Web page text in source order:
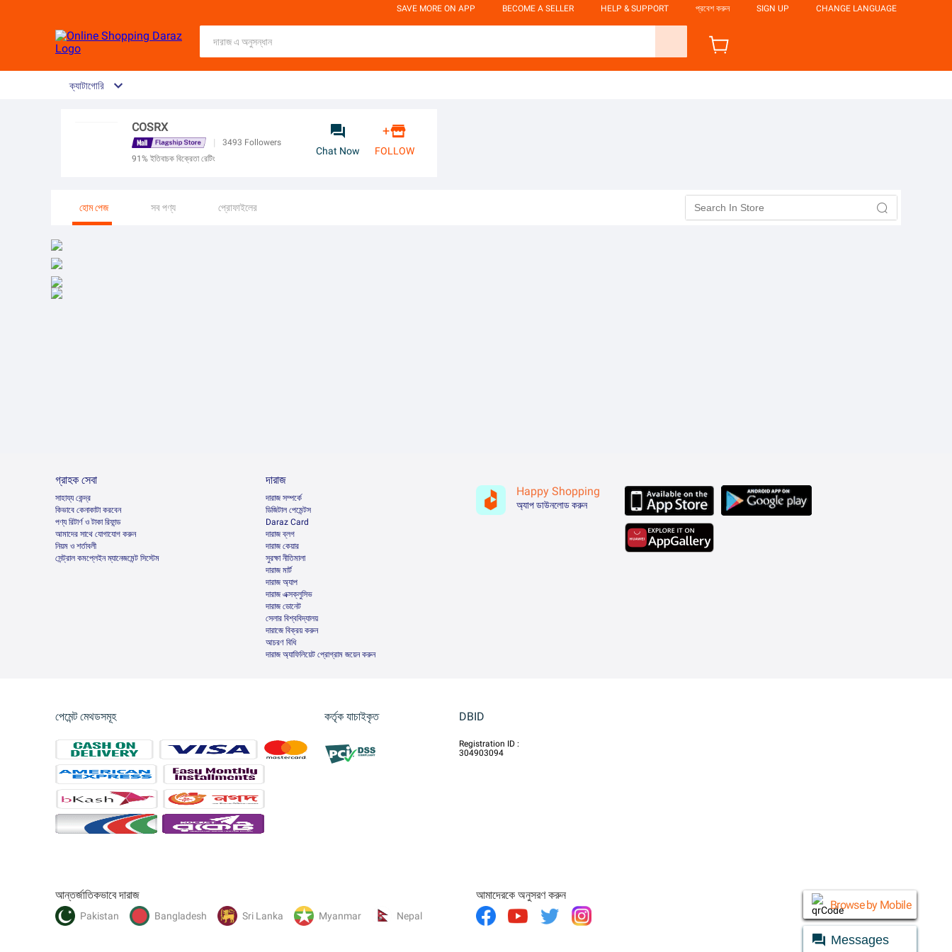
SAVE MORE ON APP BECOME A SELLER HELP & SUPPORT প্রবেশ করুন SIGN UP CHANGE LANGUAGE
ক্যাটাগোরি
COSRX
| 3493 Followers
91% ইতিবাচক বিক্রেতা রেটিং

Chat Now
+
FOLLOW
হোম পেজ সব পণ্য প্রোফাইলের 
Browse by Mobile
গ্রাহক সেবা
সাহায্য কেন্দ্র
কিভাবে কেনাকাটা করবেন
পণ্য রিটার্ণ ও টাকা রিফান্ড
আমাদের সাথে যোগাযোগ করুন
নিয়ম ও শর্তাবলী
সেন্ট্রাল কমপ্লেইন ম্যানেজমেন্ট সিস্টেম
দারাজ
দারাজ সম্পর্কে
ডিজিটাল পেমেন্টস
Daraz Card
দারাজ ব্লগ
দারাজ কেয়ার
সুরক্ষা নীতিমালা
দারাজ মার্ট
দারাজ অ্যাপ
দারাজ এক্সক্লুসিভ
দারাজ ডোনেট
সেলার বিশ্ববিদ্যালয়
দারাজে বিক্রয় করুন
আচরণ বিধি
দারাজ অ্যাফিলিয়েট প্রোগ্রাম জয়েন করুন
Happy Shopping
অ্যাপ ডাউনলোড করুন
পেমেন্ট মেথডসমূহ কর্তৃক যাচাইকৃত DBID
Registration ID :
304903094
আন্তর্জাতিকভাবে দারাজ
Pakistan Bangladesh Sri Lanka Myanmar Nepal
আমাদেরকে অনুসরণ করুন
Messages